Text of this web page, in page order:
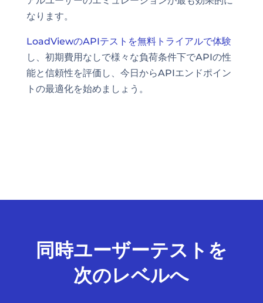
なります。
LoadViewのAPIテストを無料トライアルで体験
し、初期費用なしで様々な負荷条件下でAPIの性
能と信頼性を評価し、今日からAPIエンドポイン
トの最適化を始めましょう。
同時ユーザーテストを
次のレベルへ